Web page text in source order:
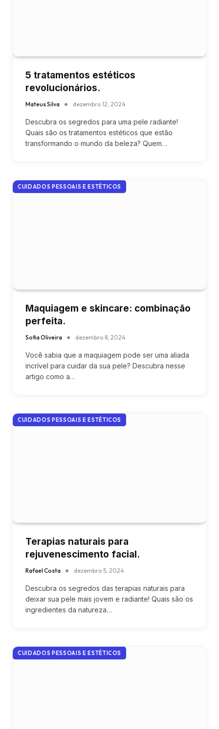
5 tratamentos estéticos
revolucionários.
Mateus Silva dezembro 12, 2024
Descubra os segredos para uma pele radiante!
Quais são os tratamentos estéticos que estão
transformando o mundo da beleza? Quem…
CUIDADOS PESSOAIS E ESTÉTICOS
Maquiagem e skincare: combinação
perfeita.
Sofia Oliveira dezembro 8, 2024
Você sabia que a maquiagem pode ser uma aliada
incrível para cuidar da sua pele? Descubra nesse
artigo como a…
CUIDADOS PESSOAIS E ESTÉTICOS
Terapias naturais para
rejuvenescimento facial.
Rafael Costa dezembro 5, 2024
Descubra os segredos das terapias naturais para
deixar sua pele mais jovem e radiante! Quais são os
ingredientes da natureza…
CUIDADOS PESSOAIS E ESTÉTICOS